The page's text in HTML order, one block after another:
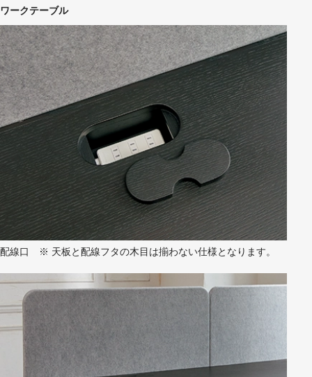
ワークテーブル
配線口 ※ 天板と配線フタの木目は揃わない仕様となります。